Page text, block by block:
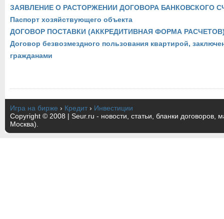
ЗАЯВЛЕНИЕ О РАСТОРЖЕНИИ ДОГОВОРА БАНКОВСКОГО
Паспорт хозяйствующего объекта
ДОГОВОР ПОСТАВКИ (АККРЕДИТИВНАЯ ФОРМА
Договор безвозмездного пользования квартирой,
гражданами
Игра на бирже › Кредит › Инвестиции
Copyright © 2008 | Seur.ru - новости, статьи, бланки договоров,
Москва).